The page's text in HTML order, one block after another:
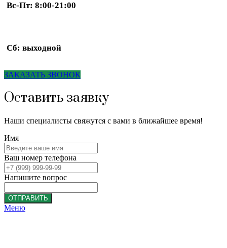
Вс-Пт: 8:00-21:00
Сб: выходной
ЗАКАЗАТЬ ЗВОНОК
Оставить заявку
Наши специалисты свяжутся с вами в ближайшее время!
Имя
Ваш номер телефона
Напишите вопрос
ОТПРАВИТЬ
Меню